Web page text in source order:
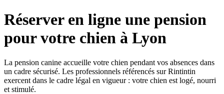
Réserver en ligne une pension
pour votre chien à Lyon
La pension canine accueille votre chien pendant vos absences dans
un cadre sécurisé. Les professionnels référencés sur Rintintin
exercent dans le cadre légal en vigueur : votre chien est logé, nourri
et stimulé.